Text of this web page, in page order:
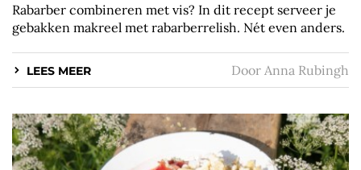
Rabarber combineren met vis? In dit recept serveer je
gebakken makreel met rabarberrelish. Nét even anders.
LEES MEER Door Anna Rubingh